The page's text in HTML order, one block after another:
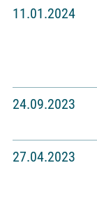
11.01.2024
24.09.2023
27.04.2023